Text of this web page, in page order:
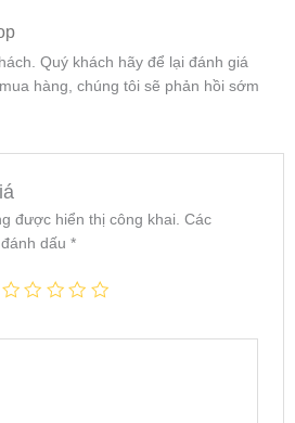
Quý khách hãy để lại đánh giá
hàng, chúng tôi sẽ phản hồi sớm
được hiển thị công khai. Các
dấu *